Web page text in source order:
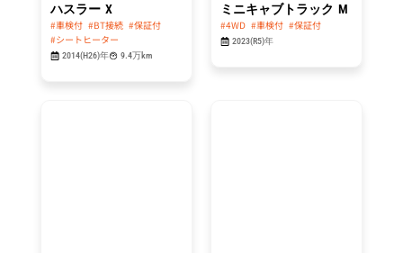
ハスラー X
#車検付 #BT接続 #保証付
#シートヒーター
2014(H26)年 9.4万km
ミニキャブトラック M
#4WD #車検付 #保証付
2023(R5)年